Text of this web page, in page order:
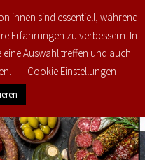
€0,00 0
ihnen sind essentiell, während
Erfahrungen zu verbessern. In
Auswahl treffen und auch
Cookie Einstellungen